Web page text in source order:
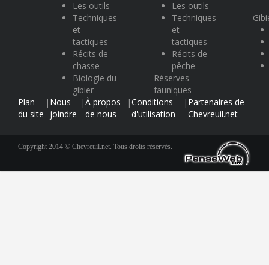
Les outils
Techniques
et
tactiques
Récits de
chasse
Biologie du
gibier
Les outils
Techniques
et
tactiques
Récits de
pêche
Réserves
fauniques
Plan
du site
| Nous
joindre
|À propos
de nous
|Conditions
d'utilisation
| Partenaires de
Chevreuil.net
Copyright 2014 © Chevreuil.net. Tous droits réservés.